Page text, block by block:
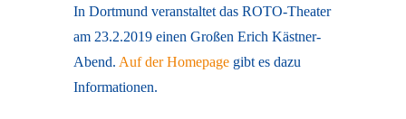
In Dortmund veranstaltet das ROTO-Theater
am 23.2.2019 einen Großen Erich Kästner-
Abend. Auf der Homepagegibt es dazu
Informationen.